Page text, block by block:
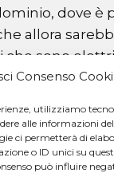
Consenso
utilizziamo
alle informazioni
ci permetterà di
o ID unici su
può influire
dove è
allora
che sono
un’idea di
uno